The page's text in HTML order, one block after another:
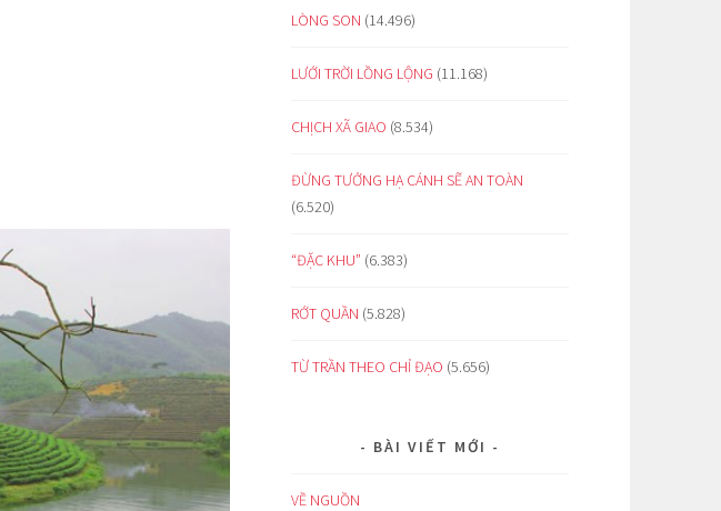
LÒNG SON (14.496)
LƯỚI TRỜI LỒNG LỘNG (11.168)
CHỊCH XÃ GIAO (8.534)
ĐỪNG TƯỞNG HẠ CÁNH SẼ AN TOÀN
(6.520)
“ĐẶC KHU” (6.383)
RỚT QUẦN (5.828)
TỪ TRẦN THEO CHỈ ĐẠO (5.656)
BÀI VIẾT MỚI
VỀ NGUỒN